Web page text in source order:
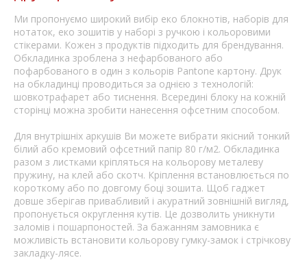
Ми пропонуємо широкий вибір еко блокнотів, наборів для
нотаток, еко зошитів у наборі з ручкою і кольоровими
стікерами. Кожен з продуктів підходить для брендування.
Обкладинка зроблена з нефарбованого або
пофарбованого в один з кольорів Pantone картону. Друк
на обкладинці проводиться за однією з технологій:
шовкотрафарет або тиснення. Всередині блоку на кожній
сторінці можна зробити нанесення офсетним способом.
Для внутрішніх аркушів Ви можете вибрати якісний тонкий
білий або кремовий офсетний папір 80 г/м2. Обкладинка
разом з листками кріпляться на кольорову металеву
пружину, на клей або скотч. Кріплення встановлюється по
короткому або по довгому боці зошита. Щоб гаджет
довше зберігав привабливий і акуратний зовнішній вигляд,
пропонується округлення кутів. Це дозволить уникнути
заломів і пошарпоностей. За бажанням замовника є
можливість встановити кольорову гумку-замок і стрічкову
закладку-лясе.